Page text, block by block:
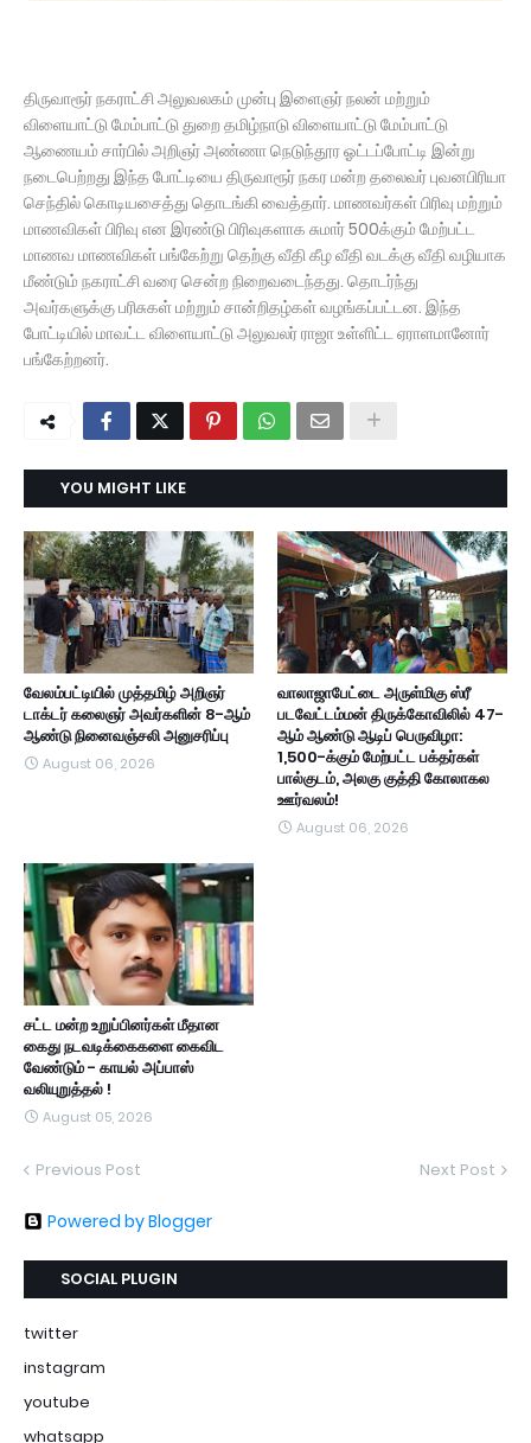
திருவாரூர் நகராட்சி அலுவலகம் முன்பு இளைஞர் நலன் மற்றும்
விளையாட்டு மேம்பாட்டு துறை தமிழ்நாடு விளையாட்டு மேம்பாட்டு
ஆணையம் சார்பில் அறிஞர் அண்ணா நெடுந்தூர ஓட்டப்போட்டி இன்று
நடைபெற்றது இந்த போட்டியை திருவாரூர் நகர மன்ற தலைவர் புவனபிரியா
செந்தில் கொடியசைத்து தொடங்கி வைத்தார். மாணவர்கள் பிரிவு மற்றும்
மாணவிகள் பிரிவு என இரண்டு பிரிவுகளாக சுமார் 500க்கும் மேற்பட்ட
மாணவ மாணவிகள் பங்கேற்று தெற்கு வீதி கீழ வீதி வடக்கு வீதி வழியாக
மீண்டும் நகராட்சி வரை சென்ற நிறைவடைந்தது. தொடர்ந்து
அவர்களுக்கு பரிசுகள் மற்றும் சான்றிதழ்கள் வழங்கப்பட்டன. இந்த
போட்டியில் மாவட்ட விளையாட்டு அலுவலர் ராஜா உள்ளிட்ட ஏராளமானோர்
பங்கேற்றனர்.
YOU MIGHT LIKE
வேலம்பட்டியில் முத்தமிழ் அறிஞர்
டாக்டர் கலைஞர் அவர்களின் 8-ஆம்
ஆண்டு நினைவஞ்சலி அனுசரிப்பு
August 06, 2026
வாலாஜாபேட்டை அருள்மிகு ஸ்ரீ
படவேட்டம்மன் திருக்கோவிலில் 47-
ஆம் ஆண்டு ஆடிப் பெருவிழா:
1,500-க்கும் மேற்பட்ட பக்தர்கள்
பால்குடம், அலகு குத்தி கோலாகல
ஊர்வலம்!
August 06, 2026
சட்ட மன்ற உறுப்பினர்கள் மீதான
கைது நடவடிக்கைகளை கைவிட
வேண்டும் - காயல் அப்பாஸ்
வலியுறுத்தல் !
August 05, 2026
Previous Post Next Post
Powered by Blogger
SOCIAL PLUGIN
twitter
instagram
youtube
whatsapp